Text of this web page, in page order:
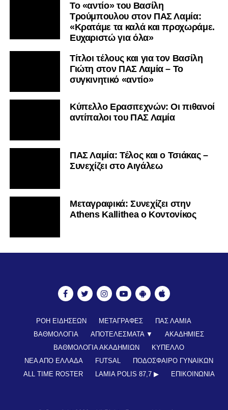
Το «αντίο» του Βασίλη
Τρούμπουλου στον ΠΑΣ Λαμία:
«Κρατάμε τα καλά και προχωράμε.
Ευχαριστώ για όλα»
Τίτλοι τέλους και για τον Βασίλη
Γιώτη στον ΠΑΣ Λαμία – Το
συγκινητικό «αντίο»
Κύπελλο Ερασιτεχνών: Οι πιθανοί
αντίπαλοι του ΠΑΣ Λαμία
ΠΑΣ Λαμία: Τέλος και ο Τσιάκας –
Συνεχίζει στο Αιγάλεω
Mεταγραφικά: Συνεχίζει στην
Athens Kallithea ο Κοντονίκος
ΡΟΗ ΕΙΔΗΣΕΩΝ ΜΕΤΑΓΡΑΦΕΣ
ΠΑΣ ΛΑΜΙΑ
ΒΑΘΜΟΛΟΓΙΑ
ΑΠΟΤΕΛΕΣΜΑΤΑ ▼
ΑΚΑΔΗΜΙΕΣ
ΒΑΘΜΟΛΟΓΙΑ ΑΚΑΔΗΜΙΩΝ
ΚΥΠΕΛΛΟ
ΝΕΑ ΑΠΟ ΕΛΛΑΔΑ
FUTSAL
ΠΟΔΟΣΦΑΙΡΟ ΓΥΝΑΙΚΩΝ
ALL TIME ROSTER
LAMIA POLIS 87,7 ▶︎ ΕΠΙΚΟΙΝΩΝΊΑ